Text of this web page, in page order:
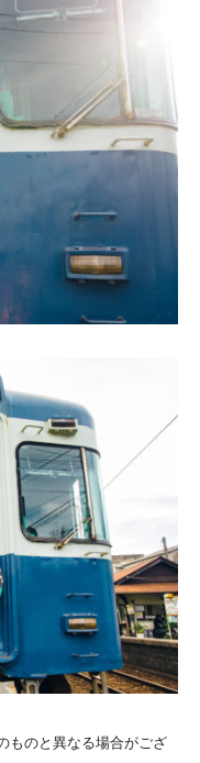
ものと異なる場合がござ